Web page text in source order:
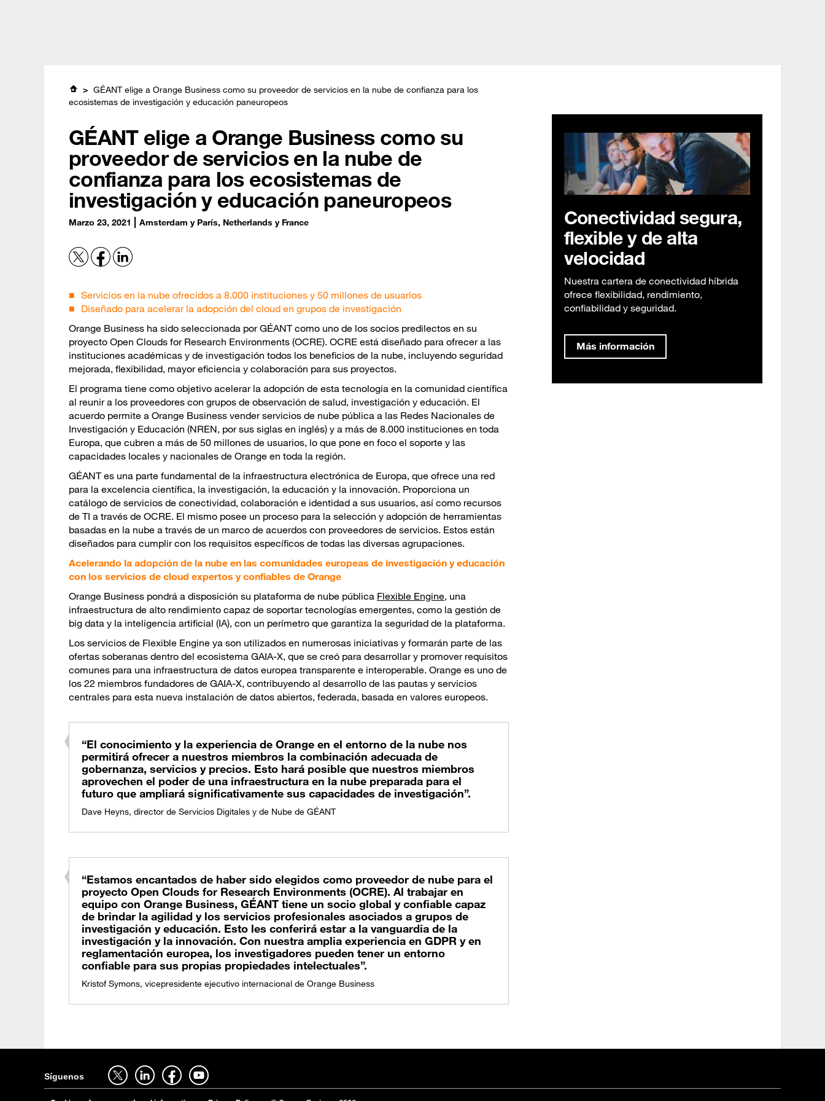
GÉANT elige a Orange Business como su proveedor de servicios en la nube de confianza para los
ecosistemas de investigación y educación paneuropeos
GÉANT elige a Orange Business como su
proveedor de servicios en la nube de
confianza para los ecosistemas de
investigación y educación paneuropeos
Marzo 23, 2021 Amsterdam y París, Netherlands y France
Servicios en la nube ofrecidos a 8.000 instituciones y 50 millones de usuarios
Diseñado para acelerar la adopción del cloud en grupos de investigación
Orange Business ha sido seleccionada por GÉANT como uno de los socios predilectos en su
proyecto Open Clouds for Research Environments (OCRE). OCRE está diseñado para ofrecer a las
instituciones académicas y de investigación todos los beneficios de la nube, incluyendo seguridad
mejorada, flexibilidad, mayor eficiencia y colaboración para sus proyectos.
El programa tiene como objetivo acelerar la adopción de esta tecnología en la comunidad científica
al reunir a los proveedores con grupos de observación de salud, investigación y educación. El
acuerdo permite a Orange Business vender servicios de nube pública a las Redes Nacionales de
Investigación y Educación (NREN, por sus siglas en inglés) y a más de 8.000 instituciones en toda
Europa, que cubren a más de 50 millones de usuarios, lo que pone en foco el soporte y las
capacidades locales y nacionales de Orange en toda la región.
GÉANT es una parte fundamental de la infraestructura electrónica de Europa, que ofrece una red
para la excelencia científica, la investigación, la educación y la innovación. Proporciona un
catálogo de servicios de conectividad, colaboración e identidad a sus usuarios, así como recursos
de TI a través de OCRE. El mismo posee un proceso para la selección y adopción de herramientas
basadas en la nube a través de un marco de acuerdos con proveedores de servicios. Estos están
diseñados para cumplir con los requisitos específicos de todas las diversas agrupaciones.
Acelerando la adopción de la nube en las comunidades europeas de investigación y educación
con los servicios de cloud expertos y confiables de Orange
Orange Business pondrá a disposición su plataforma de nube pública Flexible Engine, una
infraestructura de alto rendimiento capaz de soportar tecnologías emergentes, como la gestión de
big data y la inteligencia artificial (IA), con un perímetro que garantiza la seguridad de la plataforma.
Los servicios de Flexible Engine ya son utilizados en numerosas iniciativas y formarán parte de las
ofertas soberanas dentro del ecosistema GAIA-X, que se creó para desarrollar y promover requisitos
comunes para una infraestructura de datos europea transparente e interoperable. Orange es uno de
los 22 miembros fundadores de GAIA-X, contribuyendo al desarrollo de las pautas y servicios
centrales para esta nueva instalación de datos abiertos, federada, basada en valores europeos.
“El conocimiento y la experiencia de Orange en el entorno de la nube nos
permitirá ofrecer a nuestros miembros la combinación adecuada de
gobernanza, servicios y precios. Esto hará posible que nuestros miembros
aprovechen el poder de una infraestructura en la nube preparada para el
futuro que ampliará significativamente sus capacidades de investigación”.
Dave Heyns, director de Servicios Digitales y de Nube de GÉANT
“Estamos encantados de haber sido elegidos como proveedor de nube para el
proyecto Open Clouds for Research Environments (OCRE). Al trabajar en
equipo con Orange Business, GÉANT tiene un socio global y confiable capaz
de brindar la agilidad y los servicios profesionales asociados a grupos de
investigación y educación. Esto les conferirá estar a la vanguardia de la
investigación y la innovación. Con nuestra amplia experiencia en GDPR y en
reglamentación europea, los investigadores pueden tener un entorno
confiable para sus propias propiedades intelectuales”.
Kristof Symons, vicepresidente ejecutivo internacional de Orange Business
Conectividad segura,
flexible y de alta
velocidad
Nuestra cartera de conectividad híbrida
ofrece flexibilidad, rendimiento,
confiabilidad y seguridad.
Más información
Síguenos
síguenos en twitter - abrir en una nouvelle pestaña del navegadorsíguenos en linkedin - abrir en una nouvelle pestaña del navegadorsíguenos en facebook - abrir en una nouvelle pestaña del navegadorsíguenos en youtube - abrir en una nouvelle pestaña del navegador